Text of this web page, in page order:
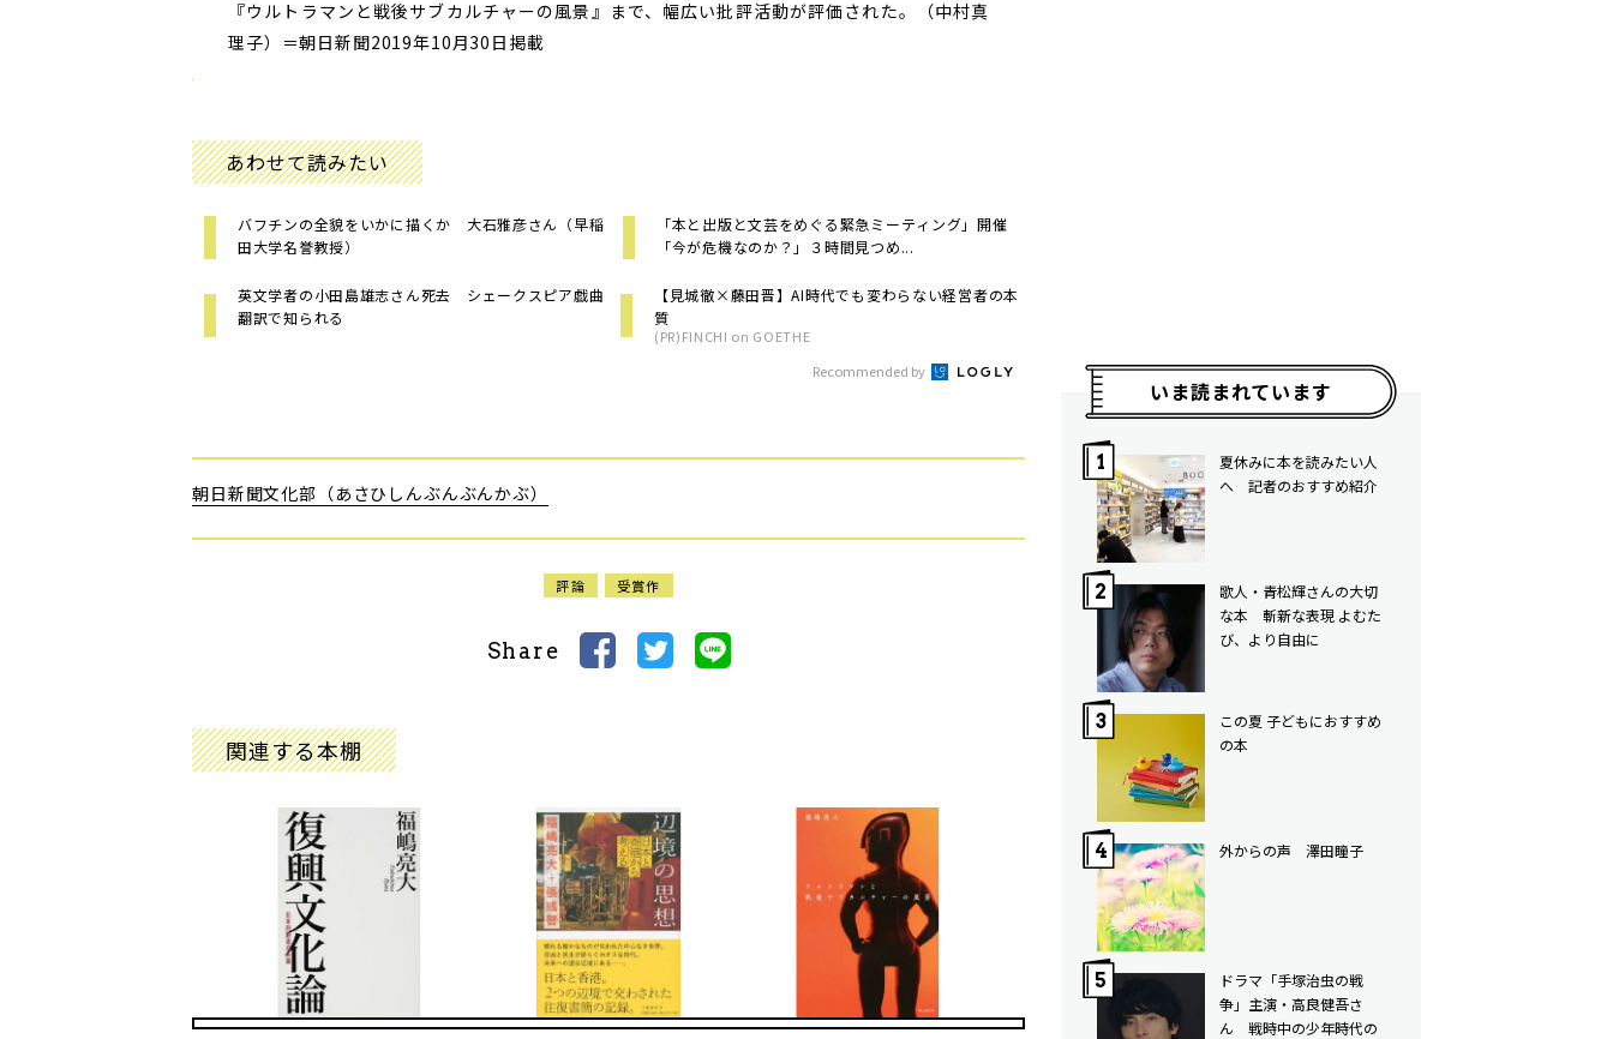
『ウルトラマンと戦後サブカルチャーの風景』まで、幅広い批評活動が評価された。（中村真
理子）＝朝日新聞2019年10月30日掲載
あわせて読みたい
バフチンの全貌をいかに描くか 大石雅彦さん（早稲
田大学名誉教授）
「本と出版と文芸をめぐる緊急ミーティング」開催
「今が危機なのか？」３時間見つめ...
英文学者の小田島雄志さん死去 シェークスピア戯曲
翻訳で知られる
【見城徹×藤田晋】AI時代でも変わらない経営者の本
質
(PR)FINCHI on GOETHE
Recommended by
朝日新聞文化部（あさひしんぶんぶんかぶ）
評論 受賞作
Share
関連する本棚
いま読まれています
夏休みに本を読みたい人
へ 記者のおすすめ紹介
歌人・青松輝さんの大切
な本 斬新な表現 よむた
び、より自由に
この夏 子どもにおすすめ
の本
外からの声 澤田瞳子
ドラマ「手塚治虫の戦
争」主演・高良健吾さ
ん 戦時中の少年時代の